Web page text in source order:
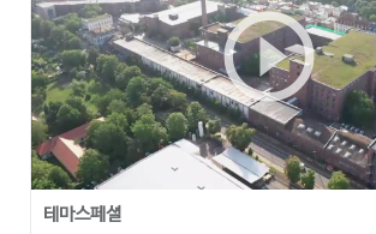
play_circle_outline
테마스페셜